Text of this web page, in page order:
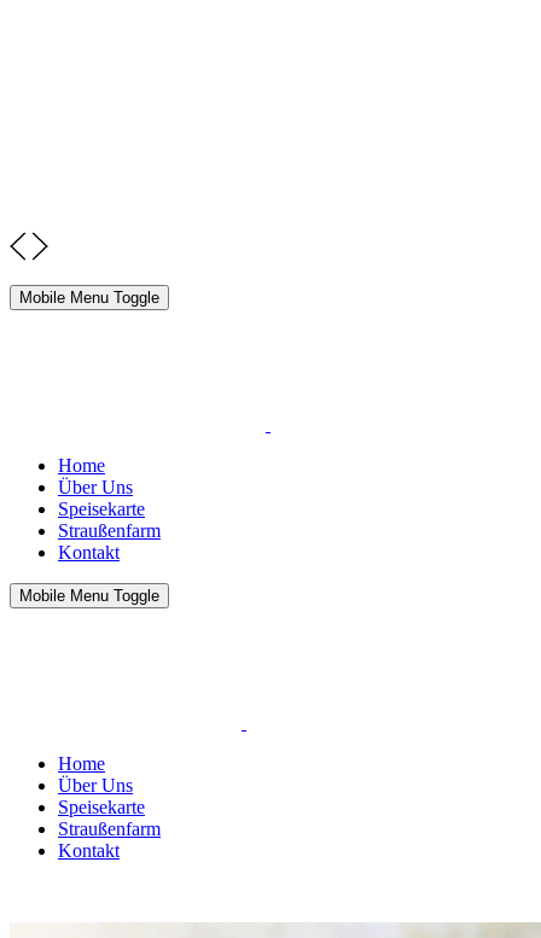
Mobile Menu Toggle
Home
Über Uns
Speisekarte
Straußenfarm
Kontakt
Mobile Menu Toggle
Home
Über Uns
Speisekarte
Straußenfarm
Kontakt